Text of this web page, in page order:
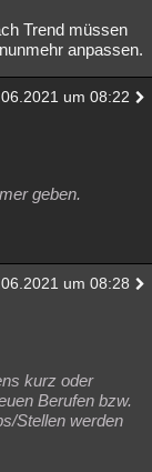
Trend müssen
anpassen.
um 08:22
geben.
um 08:28
kurz oder
Berufen bzw.
Stellen werden